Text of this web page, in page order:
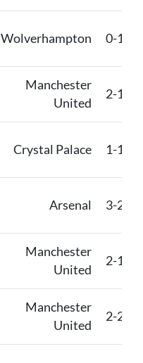
Wolverhampton 0-1
Manchester
United
2-1
Crystal Palace 1-1
Arsenal 3-2
Manchester
United
2-1
Manchester
United
2-2